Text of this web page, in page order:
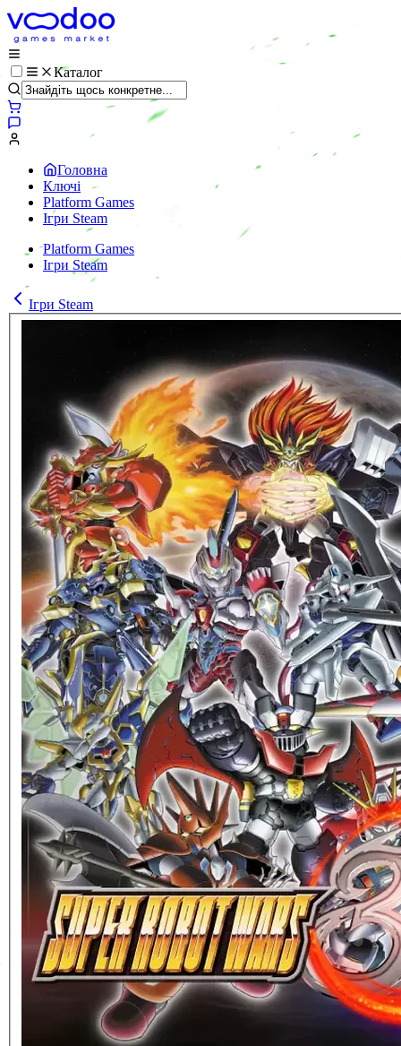
Каталог
Головна
Ключі
Platform Games
Ігри Steam
Platform Games
Ігри Steam
Ігри Steam